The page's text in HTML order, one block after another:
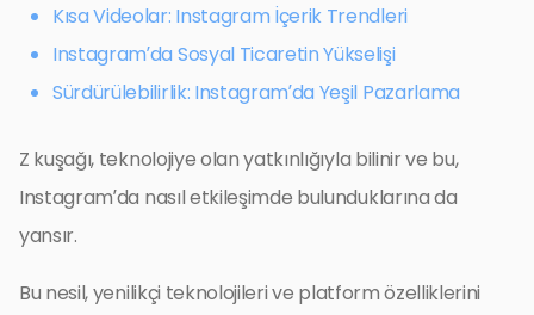
Kısa Videolar: Instagram İçerik Trendleri
Instagram’da Sosyal Ticaretin Yükselişi
Sürdürülebilirlik: Instagram’da Yeşil Pazarlama
Z kuşağı, teknolojiye olan yatkınlığıyla bilinir ve bu,
Instagram’da nasıl etkileşimde bulunduklarına da
yansır.
Bu nesil, yenilikçi teknolojileri ve platform özelliklerini